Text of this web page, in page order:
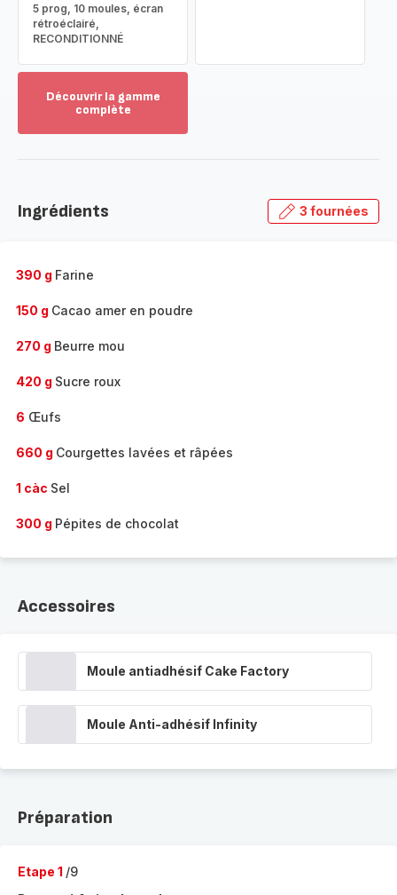
5 prog, 10 moules, écran
rétroéclairé,
RECONDITIONNÉ
Découvrir la gamme
complète
gamme
Ingrédients 3 fournées
390 g Farine
150 g Cacao amer en poudre
270 g Beurre mou
420 g Sucre roux
6 Œufs
660 g Courgettes lavées et râpées
1 càc Sel
300 g Pépites de chocolat
Accessoires
Moule antiadhésif Cake Factory
Moule Anti-adhésif Infinity
Préparation
Etape 1 /9